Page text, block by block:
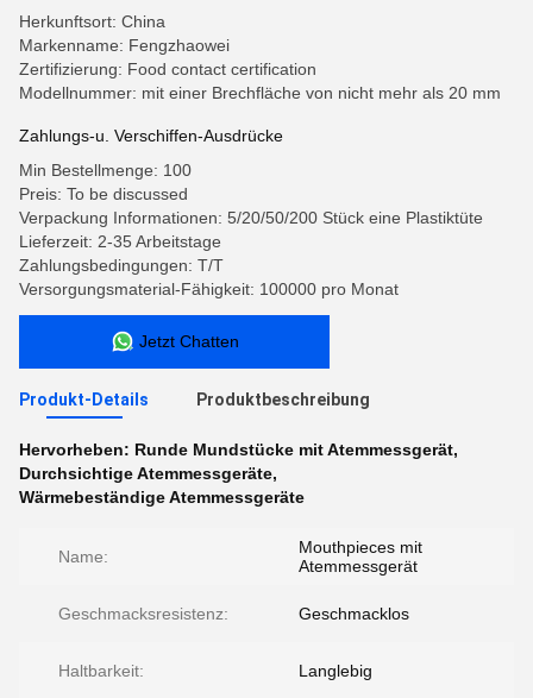
Herkunftsort: China
Markenname: Fengzhaowei
Zertifizierung: Food contact certification
Modellnummer: mit einer Brechfläche von nicht mehr als 20 mm
Zahlungs-u. Verschiffen-Ausdrücke
Min Bestellmenge: 100
Preis: To be discussed
Verpackung Informationen: 5/20/50/200 Stück eine Plastiktüte
Lieferzeit: 2-35 Arbeitstage
Zahlungsbedingungen: T/T
Versorgungsmaterial-Fähigkeit: 100000 pro Monat
Jetzt Chatten
Produkt-Details Produktbeschreibung
Hervorheben: Runde Mundstücke mit Atemmessgerät,
Durchsichtige Atemmessgeräte,
Wärmebeständige Atemmessgeräte
Name:
Mouthpieces mit
Atemmessgerät
Geschmacksresistenz: Geschmacklos
Haltbarkeit: Langlebig